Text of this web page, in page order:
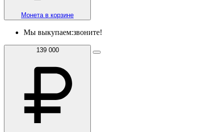
Монета в корзине
Мы выкупаем:звоните!
139 000